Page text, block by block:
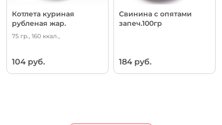
Котлета куриная
рубленая жар.
75 гр., 160 ккал.,
104 руб.
Свинина с опятами
запеч.100гр
184 руб.